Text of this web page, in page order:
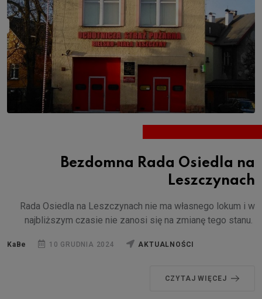
Bezdomna Rada Osiedla na
Leszczynach
Rada Osiedla na Leszczynach nie ma własnego lokum i w
najbliższym czasie nie zanosi się na zmianę tego stanu.
KaBe 10 GRUDNIA 2024 AKTUALNOŚCI
CZYTAJ WIĘCEJ